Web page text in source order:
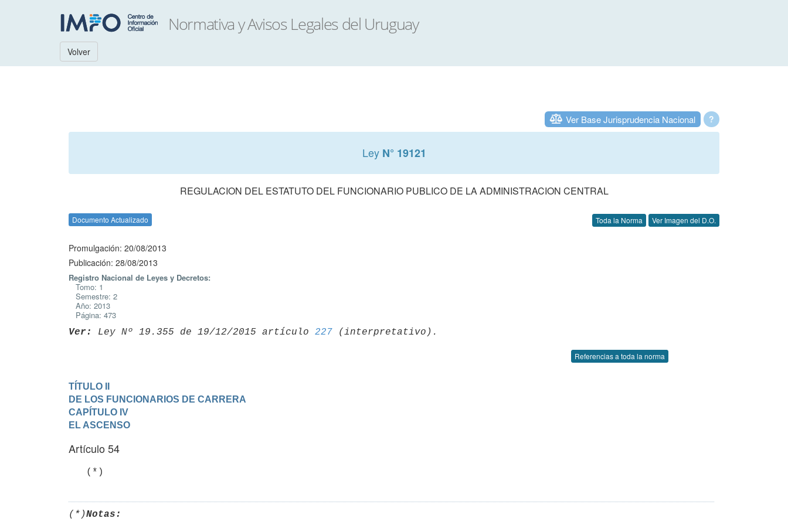
Volver
?
Ver Base Jurisprudencia Nacional
Ley N° 19121
REGULACION DEL ESTATUTO DEL FUNCIONARIO PUBLICO DE LA ADMINISTRACION CENTRAL
Documento Actualizado Toda la Norma Ver Imagen del D.O.
Promulgación: 20/08/2013
Publicación: 28/08/2013
Registro Nacional de Leyes y Decretos:
Tomo: 1
Semestre: 2
Año: 2013
Página: 473
Ver: Ley Nº 19.355 de 19/12/2015 artículo 227
Referencias a toda la norma
TÍTULO II
DE LOS FUNCIONARIOS DE CARRERA
CAPÍTULO IV
EL ASCENSO
Artículo 54
   (*)
(*)Notas: